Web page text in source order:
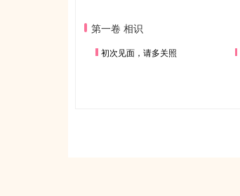
第一卷 相识
初次见面，请多关照